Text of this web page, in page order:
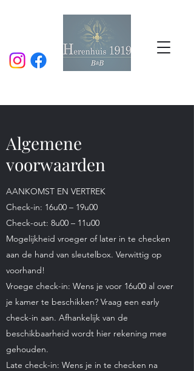
Algemene
voorwaarden
AANKOMST EN VERTREK
Check-in: 16u00 – 19u00
Check-out: 8u00 – 11u00
Mogelijkheid vroeger of later in te checken
aan de hand van sleutelbox. Verwittig op
voorhand!
Vroege check-in: Wens je voor 16u00 al over
je kamer te beschikken? Vraag een early
check-in aan. Afhankelijk van de
beschikbaarheid wordt hier rekening mee
gehouden.
Late check-in: Wens je in te checken na